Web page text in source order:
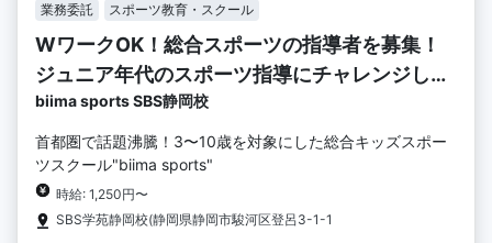
業務委託 スポーツ教育・スクール
WワークOK！総合スポーツの指導者を募集！
ジュニア年代のスポーツ指導にチャレンジしま
せんか？
biima sports SBS静岡校
首都圏で話題沸騰！3〜10歳を対象にした総合キッズスポー
ツスクール"biima sports"
時給: 1,250円〜
SBS学苑静岡校(静岡県静岡市駿河区登呂3-1-1